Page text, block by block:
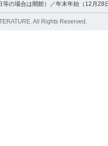
等の場合は開館）／年末年始（12月28
All Rights Reserved.